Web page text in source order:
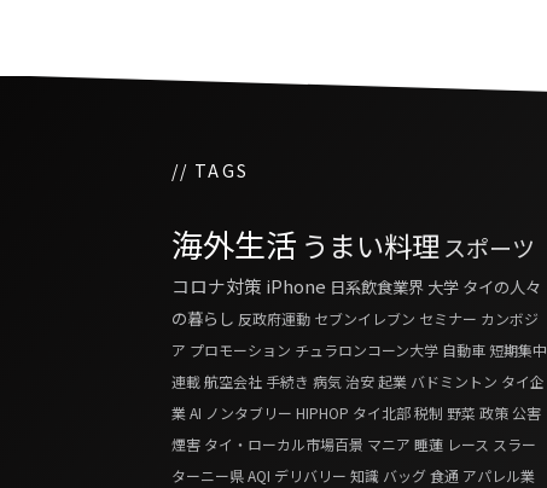
// TAGS
海外生活 うまい料理スポーツ
コロナ対策 iPhone 日系飲食業界 大学 タイの人々
の暮らし 反政府運動 セブンイレブン セミナー カンボジ
ア プロモーション チュラロンコーン大学 自動車 短期集中
連載航空会社 手続き 病気 治安起業 バドミントン タイ企
業AI ノンタブリー HIPHOP タイ北部税制 野菜 政策 公害
煙害 タイ・ローカル市場百景 マニア 睡蓮 レース スラー
ターニー県AQI デリバリー 知識 バッグ食通 アパレル業